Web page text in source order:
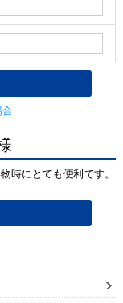
合
時にとても便利です。